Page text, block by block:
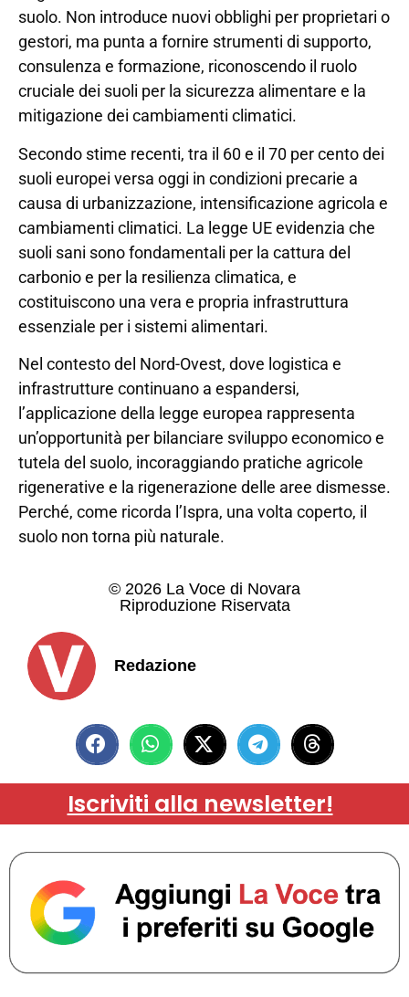
suolo. Non introduce nuovi obblighi per proprietari o
gestori, ma punta a fornire strumenti di supporto,
consulenza e formazione, riconoscendo il ruolo
cruciale dei suoli per la sicurezza alimentare e la
mitigazione dei cambiamenti climatici.
Secondo stime recenti, tra il 60 e il 70 per cento dei
suoli europei versa oggi in condizioni precarie a
causa di urbanizzazione, intensificazione agricola e
cambiamenti climatici. La legge UE evidenzia che
suoli sani sono fondamentali per la cattura del
carbonio e per la resilienza climatica, e
costituiscono una vera e propria infrastruttura
essenziale per i sistemi alimentari.
Nel contesto del Nord-Ovest, dove logistica e
infrastrutture continuano a espandersi,
l’applicazione della legge europea rappresenta
un’opportunità per bilanciare sviluppo economico e
tutela del suolo, incoraggiando pratiche agricole
rigenerative e la rigenerazione delle aree dismesse.
Perché, come ricorda l’Ispra, una volta coperto, il
suolo non torna più naturale.
© 2026 La Voce di Novara
Riproduzione Riservata
Redazione
Iscriviti alla newsletter!